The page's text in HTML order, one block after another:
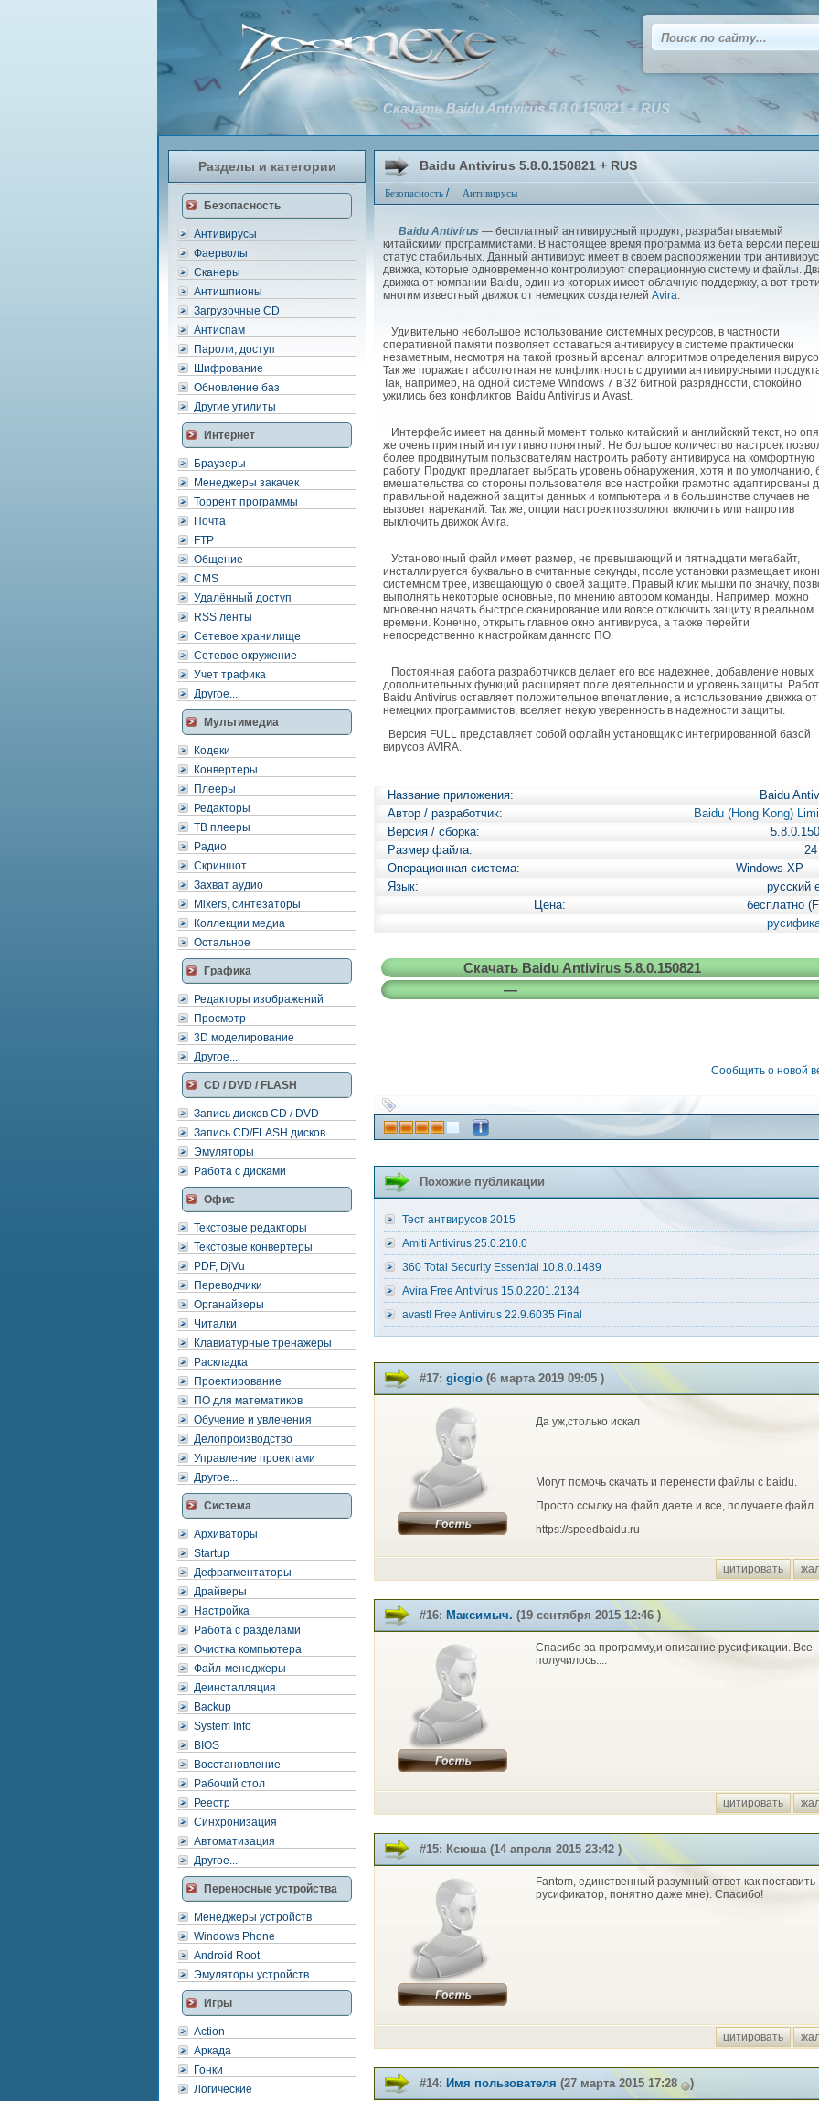
Разделы и категории
Безопасность
Антивирусы
Фаерволы
Сканеры
Антишпионы
Загрузочные CD
Антиспам
Пароли, доступ
Шифрование
Обновление баз
Другие утилиты
Интернет
Браузеры
Менеджеры закачек
Торрент программы
Почта
FTP
Общение
CMS
Удалённый доступ
RSS ленты
Сетевое хранилище
Сетевое окружение
Учет трафика
Другое...
Мультимедиа
Кодеки
Конвертеры
Плееры
Редакторы
ТВ плееры
Радио
Скриншот
Захват аудио
Mixers, синтезаторы
Коллекции медиа
Остальное
Графика
Редакторы изображений
Просмотр
3D моделирование
Другое...
CD / DVD / FLASH
Запись дисков CD / DVD
Запись CD/FLASH дисков
Эмуляторы
Работа с дисками
Офис
Текстовые редакторы
Текстовые конвертеры
PDF, DjVu
Переводчики
Органайзеры
Читалки
Клавиатурные тренажеры
Раскладка
Проектирование
ПО для математиков
Обучение и увлечения
Делопроизводство
Управление проектами
Другое...
Система
Архиваторы
Startup
Дефрагментаторы
Драйверы
Настройка
Работа с разделами
Очистка компьютера
Файл-менеджеры
Деинсталляция
Backup
System Info
BIOS
Восстановление
Рабочий стол
Реестр
Синхронизация
Автоматизация
Другое...
Переносные устройства
Менеджеры устройств
Windows Phone
Android Root
Эмуляторы устройств
Игры
Action
Аркада
Гонки
Логические
Baidu Antivirus 5.8.0.150821 + RUS
Безопасность / Антивирусы
Скачать Baidu Antivirus 5.8.0.150821 + RUS
Baidu Antivirus — бесплатный антивирусный продукт, разрабатываемый
китайскими программистами. В настоящее время программа из бета версии
статус стабильных. Данный антивирус имеет в своем распоряжении три
движка, которые одновременно контролируют операционную систему и файлы.
движка от компании Baidu, один из которых имеет облачную поддержку, а вот
многим известный движок от немецких создателей Avira.
Удивительно небольшое использование системных ресурсов, в частности
оперативной памяти позволяет оставаться антивирусу в системе практически
незаметным, несмотря на такой грозный арсенал алгоритмов определения
Так же поражает абсолютная не конфликтность с другими антивирусными
Так, например, на одной системе Windows 7 в 32 битной разрядности, спокойно
ужились без конфликтов Baidu Antivirus и Avast.
Интерфейс имеет на данный момент только китайский и английский текст, но
же очень приятный интуитивно понятный. Не большое количество настроек
более продвинутым пользователям настроить работу антивируса на комфортную
работу. Продукт предлагает выбрать уровень обнаружения, хотя и по умолчанию,
вмешательства со стороны пользователя все настройки грамотно адаптированы
правильной надежной защиты данных и компьютера и в большинстве случаев не
вызовет нареканий. Так же, опции настроек позволяют включить или напротив
выключить движок Avira.
Установочный файл имеет размер, не превышающий и пятнадцати мегабайт,
инсталлируется буквально в считанные секунды, после установки размещает
системном трее, извещающую о своей защите. Правый клик мышки по значку,
выполнять некоторые основные, по мнению автором команды. Например, можно
мгновенно начать быстрое сканирование или вовсе отключить защиту в реальном
времени. Конечно, открыть главное окно антивируса, а также перейти
непосредственно к настройкам данного ПО.
Постоянная работа разработчиков делает его все надежнее, добавление новых
дополнительных функций расширяет поле деятельности и уровень защиты.
Baidu Antivirus оставляет положительное впечатление, а использование движка от
немецких программистов, вселяет некую уверенность в надежности защиты.
Версия FULL представляет собой офлайн установщик с интегрированной базой
вирусов AVIRA.
Название приложения:
Baidu
Автор / разработчик:
Baidu (Hong Kong)
Версия / сборка:
Размер файла:
Операционная система:
Windows XP
Язык:
русский
Цена:
бесплатно
Скачать Baidu Antivirus 5.8.0.150821
—
Сообщить о новой
Похожие публикации
Тест антвирусов 2015
Amiti Antivirus 25.0.210.0
360 Total Security Essential 10.8.0.1489
Avira Free Antivirus 15.0.2201.2134
avast! Free Antivirus 22.9.6035 Final
#17: giogio (6 марта 2019 09:05 )
Да уж,столько искал
Могут помочь скачать и перенести файлы с baidu.
Просто ссылку на файл даете и все, получаете файл.
https://speedbaidu.ru
цитировать
#16: Максимыч. (19 сентября 2015 12:46 )
Спасибо за программу,и описание русификации..Все
получилось....
цитировать
#15: Ксюша (14 апреля 2015 23:42 )
Fantom, единственный разумный ответ как поставить
русификатор, понятно даже мне). Спасибо!
цитировать
#14: Имя пользователя (27 марта 2015 17:28 )